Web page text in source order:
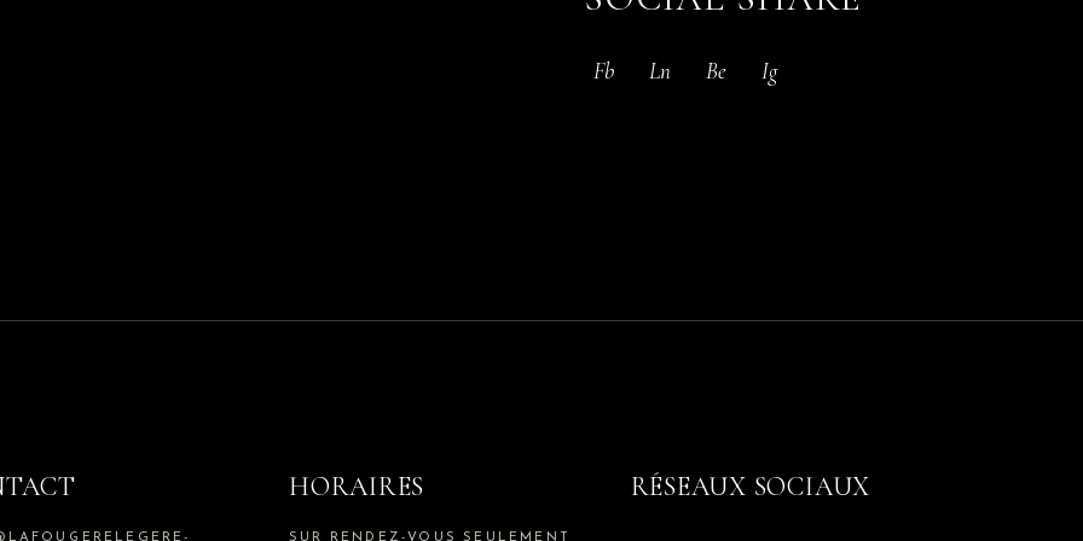
Fb Ln Be Ig
HORAIRES
SUR RENDEZ-VOUS SEULEMENT
RÉSEAUX SOCIAUX